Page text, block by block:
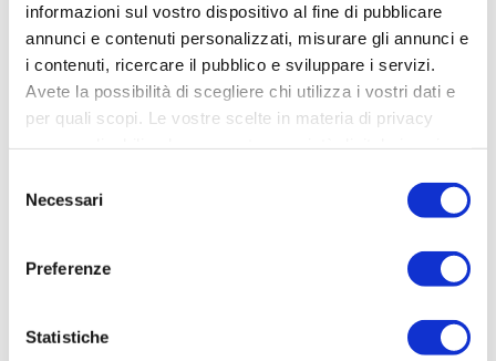
informazioni sul vostro dispositivo al fine di pubblicare
annunci e contenuti personalizzati, misurare gli annunci e
i contenuti, ricercare il pubblico e sviluppare i servizi.
Avete la possibilità di scegliere chi utilizza i vostri dati e
per quali scopi. Le vostre scelte in materia di privacy
revocare il proprio consenso in qualsiasi momento dalla
Dichiarazione sui cookie o facendo clic sull'icona di
e imposta le tue preferenze nella
sezione dettagli. Puoi
modificare o ritirare il tuo consenso in qualsiasi momento
delNecessari
Preferenze
Statistiche
le braccia troppo presto
Tu Nibali lo porteresti?
tutto il tempo per valutare.